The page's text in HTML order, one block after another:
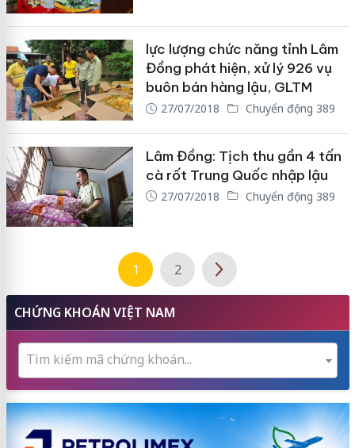
lực lượng chức năng tỉnh Lâm
Đồng phát hiện, xử lý 926 vụ
buôn bán hàng lậu, GLTM
27/07/2018 Chuyển động 389
Lâm Đồng: Tịch thu gần 4 tấn
cà rốt Trung Quốc nhập lậu
27/07/2018 Chuyển động 389
1 2
CHỨNG KHOÁN VIỆT NAM
Tìm kiếm mã chứng khoán...